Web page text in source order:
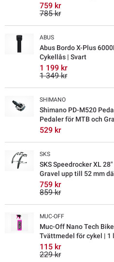
759 kr
785 kr
ABUS
Abus Bordo X-Plus
Cykellås | Svart
1 199 kr
1 349 kr
SHIMANO
Shimano PD-M520
Pedaler för MTB och
529 kr
SKS
SKS Speedrocker XL
Gravel upp till 52 mm
759 kr
859 kr
MUC-OFF
Muc-Off Nano Tech
Tvättmedel för cykel | 1
115 kr
229 kr